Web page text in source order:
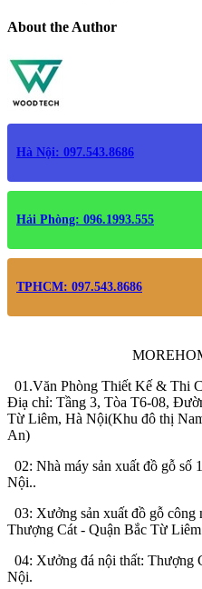
About the Author
Hà Nội: 097.543.8686
Hải Phòng: 096.1993.555
TPHCM: 097.543.8686
01.Văn Phòng Thiết Kế & Thi
Điạ chỉ: Tầng 3, Tòa T6-08,
Từ Liêm, Hà Nội(Khu đô thị
An)
02: Nhà máy sản xuất đồ gỗ
Nội..
03: Xưởng sản xuất đồ gỗ
Thượng Cát - Quận Bắc Từ
04: Xưởng đá nội thất: Thượng
Nội.